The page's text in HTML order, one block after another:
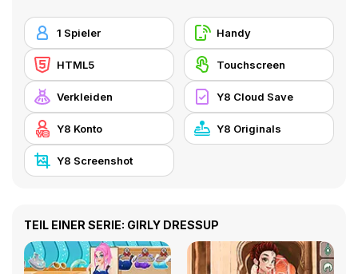
1 Spieler Handy
HTML5 Touchscreen
Verkleiden Y8 Cloud Save
Y8 Konto Y8 Originals
Y8 Screenshot
TEIL EINER SERIE: GIRLY DRESSUP